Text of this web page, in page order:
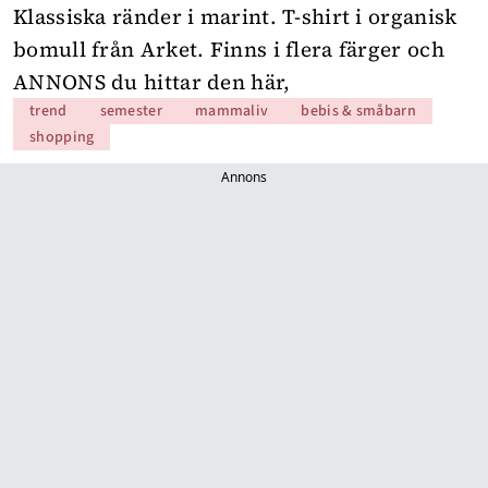
Klassiska ränder i marint. T-shirt i organisk
bomull från Arket. Finns i flera färger och
ANNONS du hittar den här,
trend semester mammaliv
bebis & småbarn
shopping
Annons